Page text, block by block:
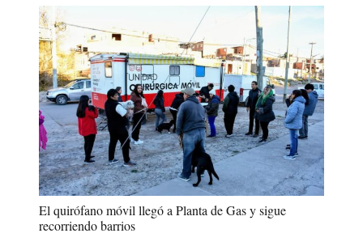
El quirófano móvil llegó a Planta de Gas y sigue
recorriendo barrios